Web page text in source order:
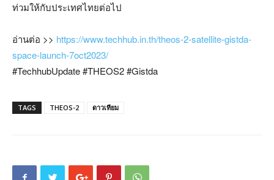
ท่วมให้กับประเทศไทยต่อไป
อ่านต่อ >> https://www.techhub.in.th/theos-2-satellite-gistda-
space-launch-7oct2023/
#TechhubUpdate#THEOS2#Gistda
TAGS THEOS-2 ดาวเทียม